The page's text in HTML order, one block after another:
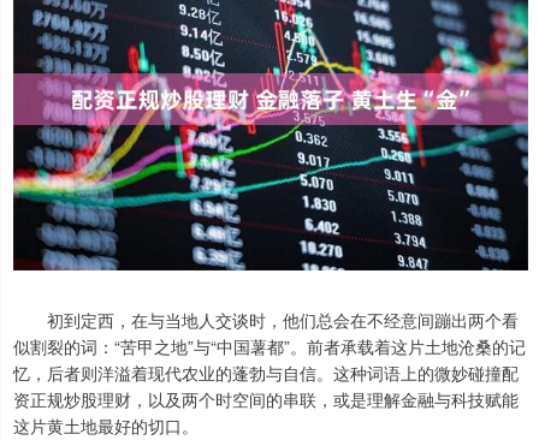
初到定西，在与当地人交谈时，他们总会在不经意间蹦出两个看
似割裂的词：“苦甲之地”与“中国薯都”。前者承载着这片土地沧桑的记
忆，后者则洋溢着现代农业的蓬勃与自信。这种词语上的微妙碰撞配
资正规炒股理财，以及两个时空间的串联，或是理解金融与科技赋能
这片黄土地最好的切口。